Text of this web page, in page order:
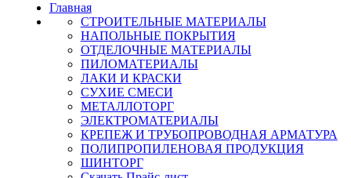
Главная
СТРОИТЕЛЬНЫЕ МАТЕРИАЛЫ
НАПОЛЬНЫЕ ПОКРЫТИЯ
ОТДЕЛОЧНЫЕ МАТЕРИАЛЫ
ПИЛОМАТЕРИАЛЫ
ЛАКИ И КРАСКИ
СУХИЕ СМЕСИ
МЕТАЛЛОТОРГ
ЭЛЕКТРОМАТЕРИАЛЫ
КРЕПЕЖ И ТРУБОПРОВОДНАЯ АРМАТУРА
ПОЛИПРОПИЛЕНОВАЯ ПРОДУКЦИЯ
ШИНТОРГ